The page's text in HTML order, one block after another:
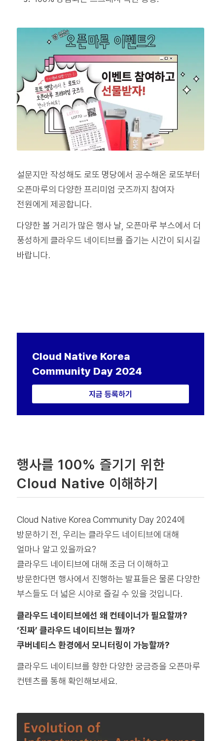
설문지만 작성해도 로또 명당에서 공수해온 로또부터
오픈마루의 다양한 프리미엄 굿즈까지 참여자
전원에게 제공합니다.
다양한 볼 거리가 많은 행사 날, 오픈마루 부스에서 더
풍성하게 클라우드 네이티브를 즐기는 시간이 되시길
바랍니다.
Cloud Native Korea
Community Day 2024
지금 등록하기
행사를 100% 즐기기 위한
Cloud Native 이해하기
Cloud Native Korea Community Day 2024에
방문하기 전, 우리는 클라우드 네이티브에 대해
얼마나 알고 있을까요?
클라우드 네이티브에 대해 조금 더 이해하고
방문한다면 행사에서 진행하는 발표들은 물론 다양한
부스들도 더 넓은 시야로 즐길 수 있을 것입니다.
클라우드 네이티브에선 왜 컨테이너가 필요할까?
‘진짜’ 클라우드 네이티브는 뭘까?
쿠버네티스 환경에서 모니터링이 가능할까?
클라우드 네이티브를 향한 다양한 궁금증을 오픈마루
컨텐츠를 통해 확인해보세요.